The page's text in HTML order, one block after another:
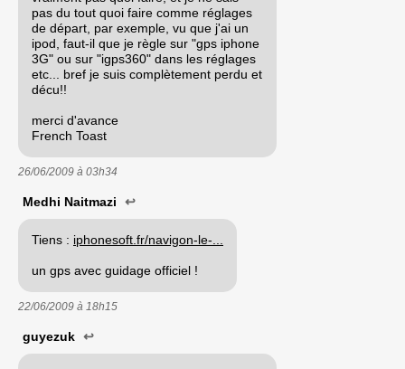
pas du tout quoi faire comme réglages
de départ, par exemple, vu que j'ai un
ipod, faut-il que je règle sur "gps iphone
3G" ou sur "igps360" dans les réglages
etc... bref je suis complètement perdu et
décu!!
merci d'avance
French Toast
26/06/2009 à 03h34
Medhi Naitmazi ↩
Tiens : iphonesoft.fr/navigon-le-...
un gps avec guidage officiel !
22/06/2009 à 18h15
guyezuk ↩